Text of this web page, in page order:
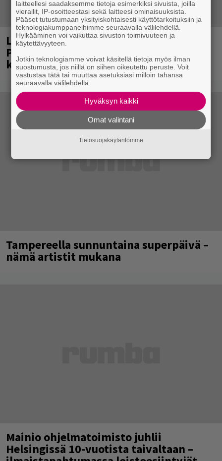
Laittomasta graffitista kiinni jäänyt
Paavo Arhinmäki jälleen spraypullo
kädessä – näitä puolueita ei kiinnosta
Tampereella sunnuntaina superpäivä –
nämä artistit mukana
Mainio ohjelmatoimisto juhlii
Helsingissä 10-vuotista taivaltaan –
laitteellesi saadaksemme tietoja esimerkiksi sivuista, joilla
vierailit, IP-osoitteestasi sekä laitteesi ominaisuuksista.
Pääset tutustumaan yksityiskohtaisesti käyttötarkoituksiin ja
teknologiakumppaneihimme seuraavalla välilehdellä.
Hylkääminen voi vaikuttaa sivuston toimivuuteen ja
käytettävyyteen.
Jotkin teknologiamme voivat käsitellä tietoja myös ilman
suostumusta, jos niillä on siihen oikeutettu peruste. Voit
vastustaa tätä tai muuttaa asetuksiasi milloin tahansa
seuraavalla välilehdellä.
Hyväksyn kaikki
Omat valintani
Tietosuojakäytäntömme